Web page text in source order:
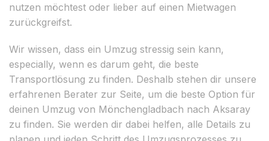
nutzen möchtest oder lieber auf einen Mietwagen
zurückgreifst.
Wir wissen, dass ein Umzug stressig sein kann,
especially, wenn es darum geht, die beste
Transportlösung zu finden. Deshalb stehen dir unsere
erfahrenen Berater zur Seite, um die beste Option für
deinen Umzug von Mönchengladbach nach Aksaray
zu finden. Sie werden dir dabei helfen, alle Details zu